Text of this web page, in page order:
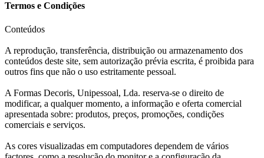
Termos e Condições
Conteúdos
A reprodução, transferência, distribuição ou armazenamento dos
conteúdos deste site, sem autorização prévia escrita, é proibida para
outros fins que não o uso estritamente pessoal.
A Formas Decoris, Unipessoal, Lda. reserva-se o direito de
modificar, a qualquer momento, a informação e oferta comercial
apresentada sobre: produtos, preços, promoções, condições
comerciais e serviços.
As cores visualizadas em computadores dependem de vários